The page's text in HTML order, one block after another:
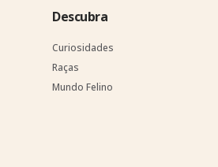
Descubra
Curiosidades
Raças
Mundo Felino